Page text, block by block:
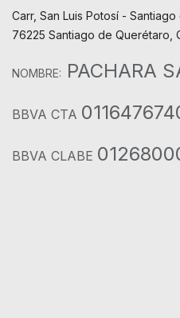
Carr, San Luis Potosí - Santiago
76225 Santiago de Querétaro,
NOMBRE: PACHARA
BBVA CTA
BBVA CLABE